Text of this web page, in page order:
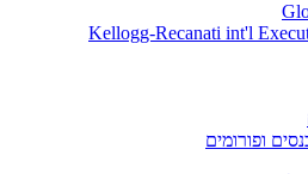
Kellogg-Recanati int'l
ופורומים